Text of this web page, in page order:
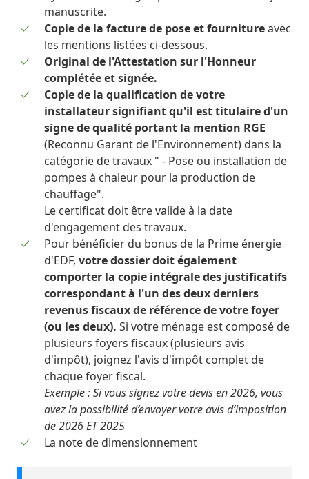
manuscrite.
Copie de la facture de pose et fournitureavec
les mentions listées ci-dessous.
Original de l'Attestation sur l'Honneur
complétée et signée.
Copie de la qualification de votre
installateur signifiant qu'il est titulaire d'un
signe de qualité portant la mention RGE
(Reconnu Garant de l'Environnement) dans la
catégorie de travaux " - Pose ou installation de
pompes à chaleur pour la production de
chauffage".
Le certificat doit être valide à la date
d'engagement des travaux.
Pour bénéficier du bonus de la Prime énergie
d'EDF, votre dossier doit également
comporter la copie intégrale des justificatifs
correspondant à l'un des deux derniers
revenus fiscaux de référence de votre foyer
(ou les deux). Si votre ménage est composé de
plusieurs foyers fiscaux (plusieurs avis
d'impôt), joignez l'avis d'impôt complet de
chaque foyer fiscal.
Exemple: Si vous signez votre devis en 2026, vous
avez la possibilité d’envoyer votre avis d’imposition
de 2026 ET 2025
La note de dimensionnement